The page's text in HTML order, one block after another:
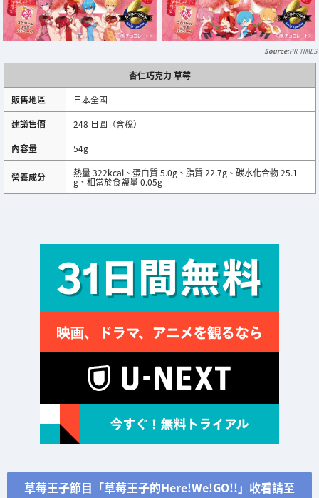
PR TIMES
杏仁巧克力 草莓
販售地區
日本全國
建議售價
248 日圓（含稅）
內容量
54g
營養成分 熱量 322kcal、蛋白質 5.0g、脂質 22.7g、碳水化合物 25.1
g、相當於食鹽量 0.05g
草莓王子節目「草莓王子的Here!We!GO!!」收看請至